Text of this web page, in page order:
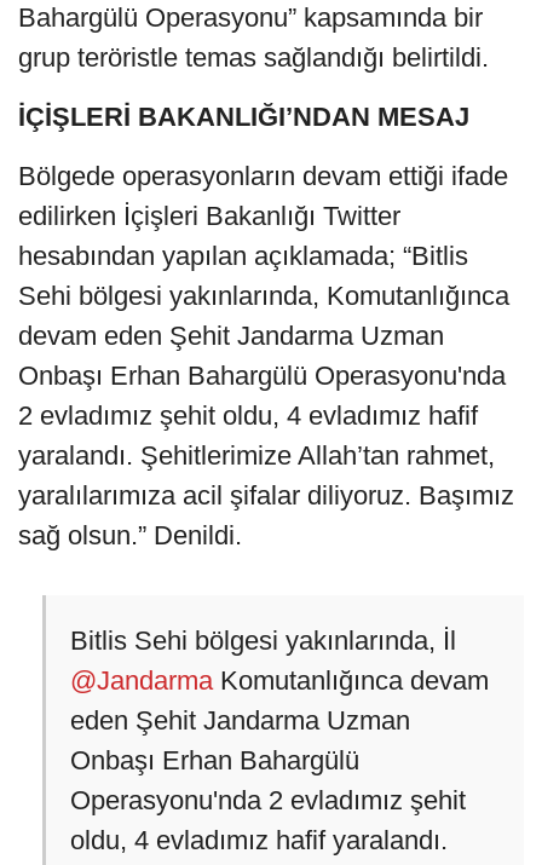
Bahargülü Operasyonu” kapsamında bir
grup teröristle temas sağlandığı belirtildi.
İÇİŞLERİ BAKANLIĞI’NDAN MESAJ
Bölgede operasyonların devam ettiği ifade
edilirken İçişleri Bakanlığı Twitter
hesabından yapılan açıklamada; “Bitlis
Sehi bölgesi yakınlarında, Komutanlığınca
devam eden Şehit Jandarma Uzman
Onbaşı Erhan Bahargülü Operasyonu'nda
2 evladımız şehit oldu, 4 evladımız hafif
yaralandı. Şehitlerimize Allah’tan rahmet,
yaralılarımıza acil şifalar diliyoruz. Başımız
sağ olsun.” Denildi.
Bitlis Sehi bölgesi yakınlarında, İl
@Jandarma Komutanlığınca devam
eden Şehit Jandarma Uzman
Onbaşı Erhan Bahargülü
Operasyonu'nda 2 evladımız şehit
oldu, 4 evladımız hafif yaralandı.